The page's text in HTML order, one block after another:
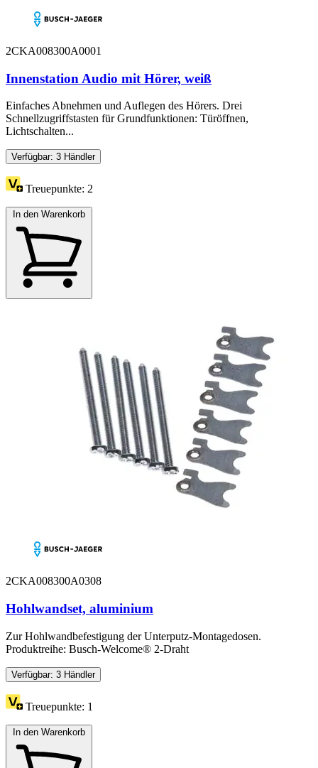
2CKA008300A0001
Innenstation Audio mit Hörer, weiß
Einfaches Abnehmen und Auflegen des Hörers. Drei
Schnellzugriffstasten für Grundfunktionen: Türöffnen,
Lichtschalten...
Verfügbar: 3 Händler
Treuepunkte: 2
In den Warenkorb
2CKA008300A0308
Hohlwandset, aluminium
Zur Hohlwandbefestigung der Unterputz-Montagedosen.
Produktreihe: Busch-Welcome® 2-Draht​
Verfügbar: 3 Händler
Treuepunkte: 1
In den Warenkorb